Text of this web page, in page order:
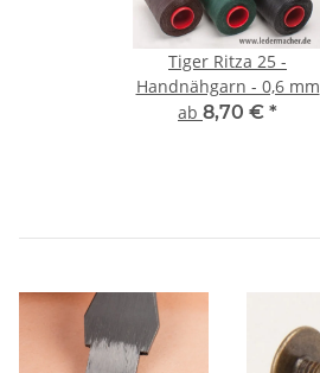
Tiger Ritza 25 -
Handnähgarn - 0,6 mm
ab 8,70 € *